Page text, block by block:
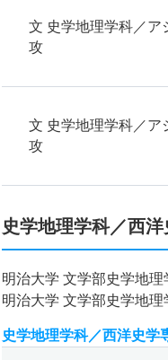
文 史学地理学科／ア
攻
文 史学地理学科／ア
攻
史学地理学科／西
明治大学 文学部史学地
明治大学 文学部史学地
史学地理学科／西洋史学